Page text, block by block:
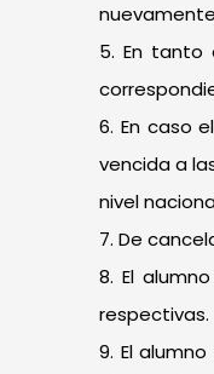
5. En tanto
6. En caso
vencida a
nivel
7. De
8. El
respectivas.
9. El